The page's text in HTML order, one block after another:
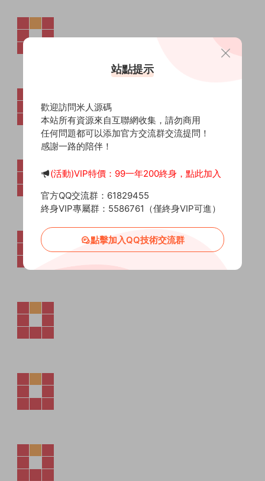
站點提示
歡迎訪問米人源碼
本站所有資源來自互聯網收集，請勿商用
任何問題都可以添加官方交流群交流提問！
感謝一路的陪伴！
(活動)VIP特價：99一年200終身，點此加入
官方QQ交流群：61829455
終身VIP專屬群：5586761（僅終身VIP可進）
點擊加入QQ技術交流群